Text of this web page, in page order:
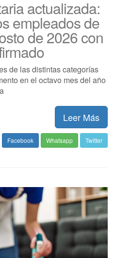
actualizada:
empleados de
de 2026 con
de las distintas categorías
en el octavo mes del año
Leer Más
Facebook Whatsapp Twitter